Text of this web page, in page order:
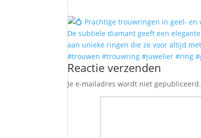
Reactie verzenden
Je e-mailadres wordt niet gepubliceerd.